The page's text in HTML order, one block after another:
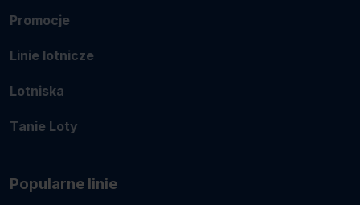
Promocje
Linie lotnicze
Lotniska
Tanie Loty
Popularne linie